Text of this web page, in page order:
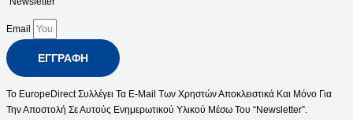
Email
ΕΓΓΡΑΦΉ
Το EuropeDirect Συλλέγει Τα E-Mail Των Χρηστών Αποκλειστικά Και Μόνο Για
Την Αποστολή Σε Αυτούς Ενημερωτικού Υλικού Μέσω Του “Newsletter”.